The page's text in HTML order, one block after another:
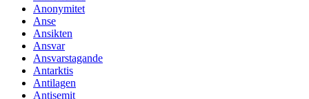
Anonymitet
Anse
Ansikten
Ansvar
Ansvarstagande
Antarktis
Antilagen
Antisemit